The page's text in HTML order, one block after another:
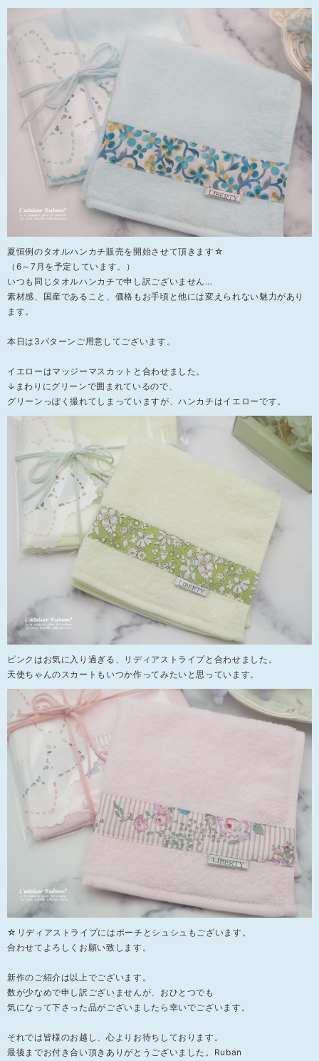
夏恒例のタオルハンカチ販売を開始させて頂きます☆
（6～7月を予定しています。）
いつも同じタオルハンカチで申し訳ございません…
素材感、国産であること、価格もお手頃と他には変えられない魅力があり
ます。
本日は3パターンご用意してございます。
イエローはマッジーマスカットと合わせました。
↓まわりにグリーンで囲まれているので、
グリーンっぽく撮れてしまっていますが、ハンカチはイエローです。
ピンクはお気に入り過ぎる、リディアストライプと合わせました。
天使ちゃんのスカートもいつか作ってみたいと思っています。
☆リディアストライプにはポーチとシュシュもございます。
合わせてよろしくお願い致します。
新作のご紹介は以上でございます。
数が少なめで申し訳ございませんが、おひとつでも
気になって下さった品がございましたら幸いでございます。
それでは皆様のお越し、心よりお待ちしております。
最後までお付き合い頂きありがとうございました。Ruban